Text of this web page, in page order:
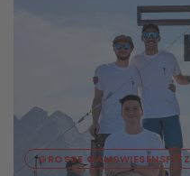
GROSSE GAMSWIESENSPITZE